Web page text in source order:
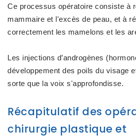
Ce processus opératoire consiste à
mammaire et l'excès de peau, et à
correctement les mamelons et les
Les injections d’androgènes
développement des poils du visage
sorte que la voix s'approfondisse.
Récapitulatif des
chirurgie plastique et